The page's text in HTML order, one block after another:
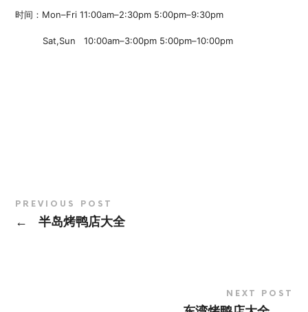
时间：Mon–Fri 11:00am–2:30pm 5:00pm–9:30pm
Sat,Sun 10:00am–3:00pm 5:00pm–10:00pm
PREVIOUS POST
← 半岛烤鸭店大全
NEXT POST